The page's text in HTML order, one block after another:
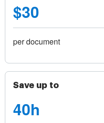
$30
per document
Save up to
40h